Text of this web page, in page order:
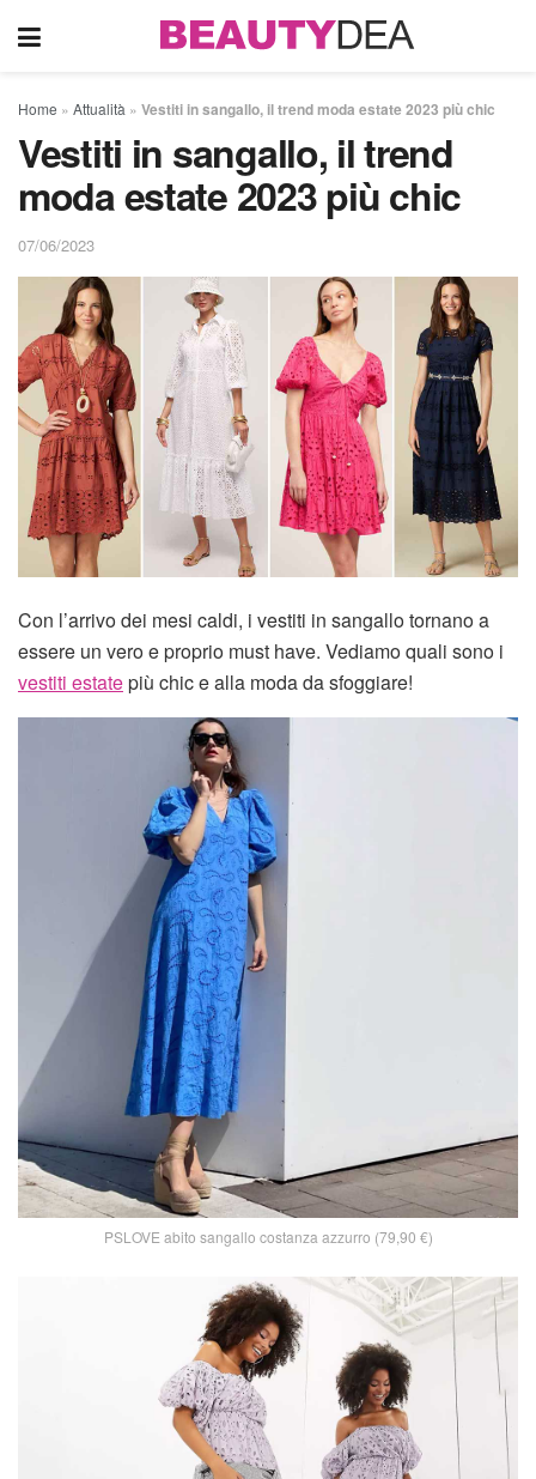
Home » Attualità » Vestiti in sangallo, il trend moda estate 2023 più chic
Vestiti in sangallo, il trend
moda estate 2023 più chic
07/06/2023
Con l’arrivo dei mesi caldi, i vestiti in sangallo tornano a
essere un vero e proprio must have. Vediamo quali sono i
vestiti estatepiù chic e alla moda da sfoggiare!
PSLOVE abito sangallo costanza azzurro (79,90 €)